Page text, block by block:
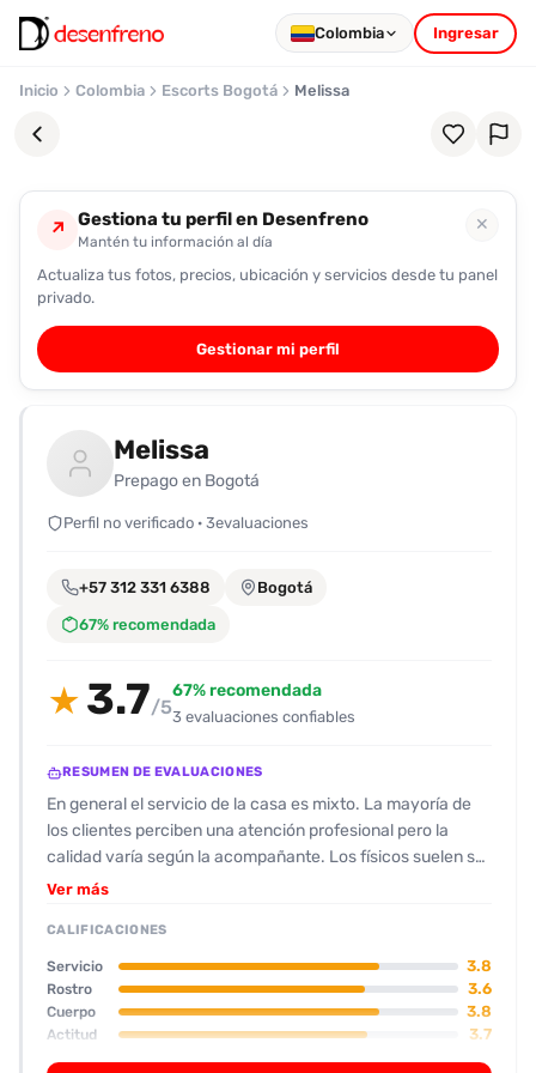
Colombia Ingresar
Inicio Colombia Escorts Bogotá Melissa
Favoritos
Pronto
podrás
registrarte
guardar
favoritas
para
fácilmente.
↗ Gestiona tu perfil en Desenfreno
Mantén tu información al día
✕
Actualiza tus fotos, precios, ubicación y servicios desde tu panel
privado.
Gestionar mi perfil
Melissa
Prepago en Bogotá
Perfil no verificado · 3evaluaciones
+57 312 331 6388 Bogotá
67% recomendada
★ 3.7/5
67% recomendada
3 evaluaciones confiables
RESUMEN DE EVALUACIONES
En general el servicio de la casa es mixto. La mayoría de
los clientes perciben una atención profesional pero la
calidad varía según la acompañante. Los físicos suelen ser
jóvenes, de estatura media, con buena figura; los
caras con “brackets” o cicatrices mínimas, con
puntuaciones de 6 a 9 sobre 10. La actitud varía: la
compañera de la reseña 1 fue vista como poco receptiva,
algo “incómoda” y con falta de química, mientras que las
de las reseñas 2 y 3 fueron descritas como “amables”,
“muy movidas” y “sencillamente buenas”, aunque la última
Ver más
CALIFICACIONES
Servicio 3.8
Rostro 3.6
Cuerpo 3.8
Actitud 3.7